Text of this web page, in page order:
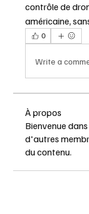
contrôle de
américaine,
0
Write a
À propos
Bienvenue
d'autres
du contenu.